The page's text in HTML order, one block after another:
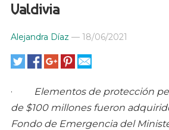
Valdivia
Alejandra Díaz — 18/06/2021
·
Elementos de protección
de $100 millones fueron
Fondo de Emergencia del